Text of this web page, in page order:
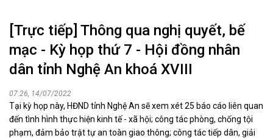
[Trực tiếp] Thông qua nghị quyết, bế
mạc - Kỳ họp thứ 7 - Hội đồng nhân
dân tỉnh Nghệ An khoá XVIII
07:26, 14/07/2022
Tại kỳ họp này, HĐND tỉnh Nghệ An sẽ xem xét 25 báo cáo liên quan
đến tình hình thực hiện kinh tế - xã hội; công tác phòng, chống tội
phạm, đảm bảo trật tự an toàn giao thông; công tác tiếp dân, giải